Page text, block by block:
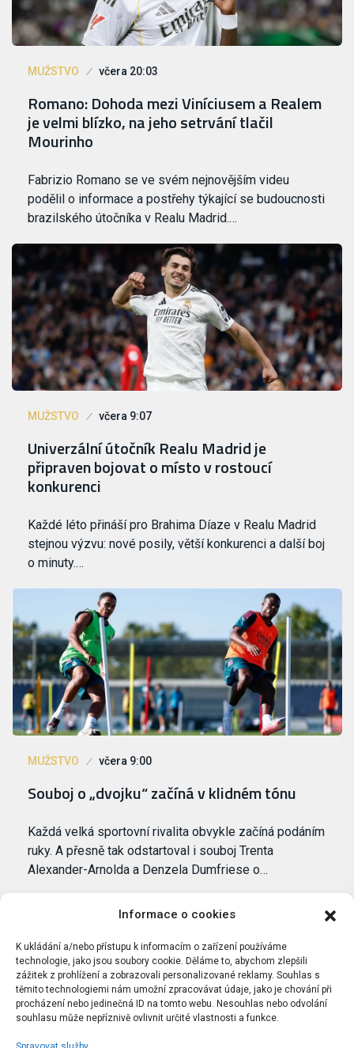
Informace o cookies
K ukládání a/nebo přístupu k informacím o zařízení používáme
technologie, jako jsou soubory cookie. Děláme to, abychom zlepšili
zážitek z prohlížení a zobrazovali personalizované reklamy. Souhlas s
těmito technologiemi nám umožní zpracovávat údaje, jako je chování při
procházení nebo jedinečná ID na tomto webu. Nesouhlas nebo odvolání
souhlasu může nepříznivě ovlivnit určité vlastnosti a funkce.
MUŽSTVO včera 20:03
Romano: Dohoda mezi Viníciusem a Realem
je velmi blízko, na jeho setrvání tlačil
Mourinho
Fabrizio Romano se ve svém nejnovějším videu
podělil o informace a postřehy týkající se budoucnosti
brazilského útočníka v Realu Madrid.…
MUŽSTVO včera 9:07
Univerzální útočník Realu Madrid je
připraven bojovat o místo v rostoucí
konkurenci
Každé léto přináší pro Brahima Díaze v Realu Madrid
stejnou výzvu: nové posily, větší konkurenci a další boj
o minuty.…
MUŽSTVO včera 9:00
Souboj o „dvojku“ začíná v klidném tónu
Každá velká sportovní rivalita obvykle začíná podáním
ruky. A přesně tak odstartoval i souboj Trenta
Alexander-Arnolda a Denzela Dumfriese o…